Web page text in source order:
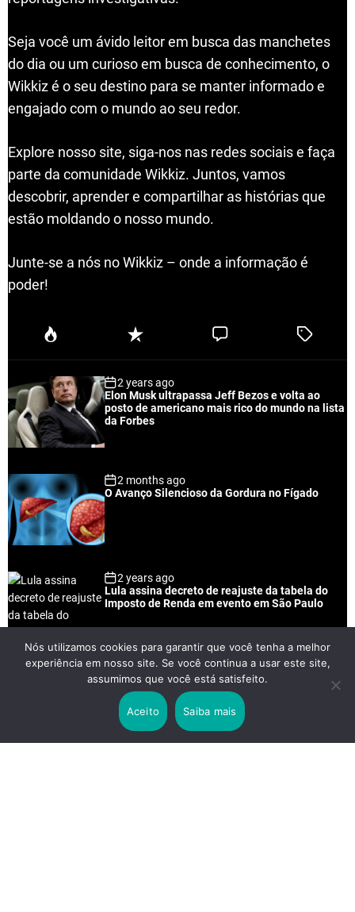
Seja você um ávido leitor em busca das manchetes
do dia ou um curioso em busca de conhecimento, o
Wikkiz é o seu destino para se manter informado e
engajado com o mundo ao seu redor.
Explore nosso site, siga-nos nas redes sociais e faça
parte da comunidade Wikkiz. Juntos, vamos
descobrir, aprender e compartilhar as histórias que
estão moldando o nosso mundo.
Junte-se a nós no Wikkiz – onde a informação é
poder!
P
u
a
r
R
e
n
t
C
e
T
e
2 years ago
Elon Musk ultrapassa Jeff Bezos e volta ao
posto de americano mais rico do mundo na lista
da Forbes
2 months ago
O Avanço Silencioso da Gordura no Fígado
2 years ago
Lula assina decreto de reajuste da tabela do
Imposto de Renda em evento em São Paulo
2 years ago
Lei Rouanet e Petrobras financiam evento em
que Lula pediu votos para Boulos
Nós utilizamos cookies para garantir que você tenha a melhor
experiência em nosso site. Se você continua a usar este site,
assumimos que você está satisfeito.
Aceito Saiba mais